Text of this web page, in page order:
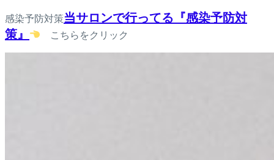
感染予防対策当サロンで行ってる『感染予防対
策』
こちらをクリック